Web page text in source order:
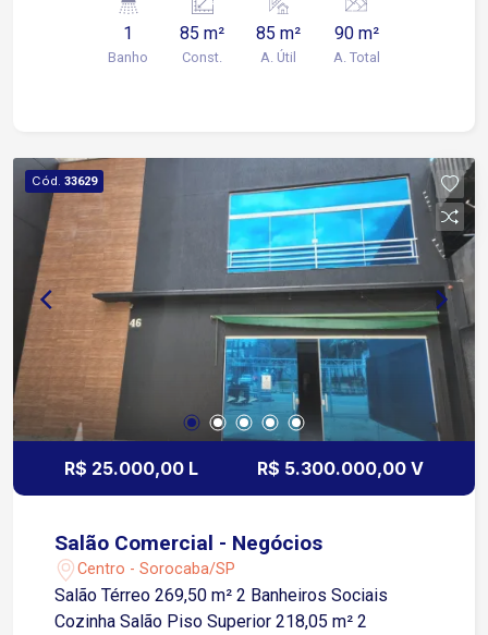
Localização privilegiada no Centro de Sorocaba,
em região de grande fluxo de pessoas, com fácil
acesso às principais vias da cidade e ampla
Praça Coronel Fernando Prestes (Mercado
Municipal); A aproximadamente 3 minutos do
Terminal São Paulo; A cerca de 4 minutos da
Avenida Afonso Vergueiro; A aproximadamente 5
minutos do Shopping Cianê e do Terminal Santo
Antônio; Fácil acesso às principais agências
bancárias, cartórios, restaurantes, farmácias e
demais comércios da região central. Uma
excelente oportunidade para instalar seu negócio
em uma das regiões mais tradicionais e
movimentadas de Sorocaba. Agende uma visita!
1
Banho
85 m²
Const.
85 m²
A. Útil
90 m²
A. Total
Cód. 33629
R$ 25.000,00 L R$ 5.300.000,00 V
Salão Comercial - Negócios
Centro - Sorocaba/SP
Salão Térreo 269,50 m² 2 Banheiros Sociais
Cozinha Salão Piso Superior 218,05 m² 2